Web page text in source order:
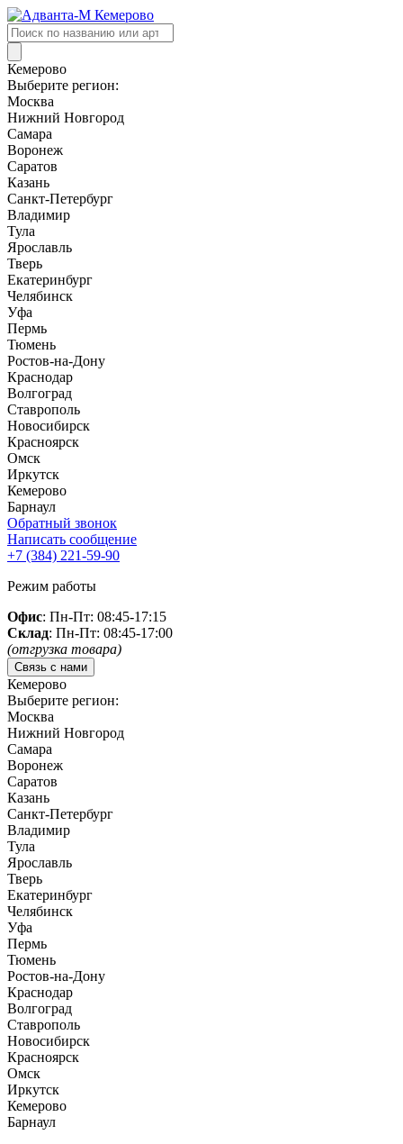
Поиск
товаров
Кемерово
Выберите регион:
Москва
Нижний Новгород
Самара
Воронеж
Саратов
Казань
Санкт-Петербург
Владимир
Тула
Ярославль
Тверь
Екатеринбург
Челябинск
Уфа
Пермь
Тюмень
Ростов-на-Дону
Краснодар
Волгоград
Ставрополь
Новосибирск
Красноярск
Омск
Иркутск
Кемерово
Барнаул
Обратный звонок
Написать сообщение
+7 (384) 221-59-90
Режим работы
Офис: Пн-Пт: 08:45-17:15
Склад: Пн-Пт: 08:45-17:00
(отгрузка товара)
Связь с нами
Кемерово
Выберите регион:
Москва
Нижний Новгород
Самара
Воронеж
Саратов
Казань
Санкт-Петербург
Владимир
Тула
Ярославль
Тверь
Екатеринбург
Челябинск
Уфа
Пермь
Тюмень
Ростов-на-Дону
Краснодар
Волгоград
Ставрополь
Новосибирск
Красноярск
Омск
Иркутск
Кемерово
Барнаул